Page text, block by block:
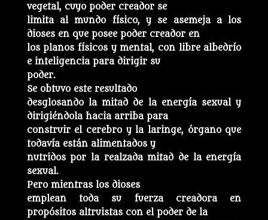
vegetal, cuyo poder creador se
limita al mundo físico, y se asemeja a los
dioses en que posee poder creador en
los planos físicos y mental, con libre albedrío
e inteligencia para dirigir su
poder.
Se obtuvo este resultado
desglosando la mitad de la energía sexual y
dirigiéndola hacia arriba para
construir el cerebro y la laringe, órgano que
todavía están alimentados y
nutridos por la realzada mitad de la energía
sexual.
Pero mientras los dioses
emplean toda su fuerza creadora en
propósitos altruistas con el poder de la